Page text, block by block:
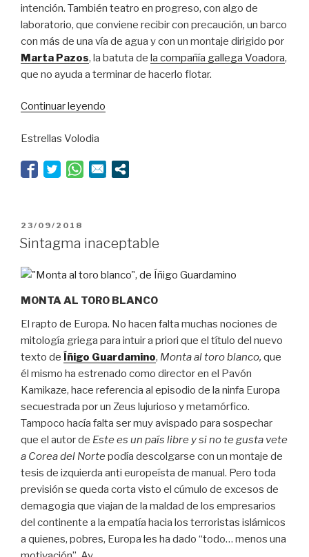
intención. También teatro en progreso, con algo de
laboratorio, que conviene recibir con precaución, un barco
con más de una vía de agua y con un montaje dirigido por
Marta Pazos, la batuta de la compañía gallega Voadora,
que no ayuda a terminar de hacerlo flotar.
Continuar leyendo
Estrellas Volodia
PUBLICADO
EL
23/09/2018
Sintagma inaceptable
MONTA AL TORO BLANCO
El rapto de Europa. No hacen falta muchas nociones de
mitología griega para intuir a priori que el título del nuevo
texto de Íñigo Guardamino, Monta al toro blanco, que
él mismo ha estrenado como director en el Pavón
Kamikaze, hace referencia al episodio de la ninfa Europa
secuestrada por un Zeus lujurioso y metamórfico.
Tampoco hacía falta ser muy avispado para sospechar
que el autor de Este es un país libre y si no te gusta vete
a Corea del Norte podía descolgarse con un montaje de
tesis de izquierda anti europeísta de manual. Pero toda
previsión se queda corta visto el cúmulo de excesos de
demagogia que viajan de la maldad de los empresarios
del continente a la empatía hacia los terroristas islámicos
a quienes, pobres, Europa les ha dado “todo… menos una